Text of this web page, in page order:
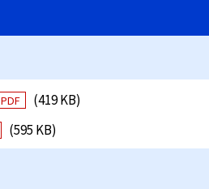
PDF
(419 KB)
(595 KB)